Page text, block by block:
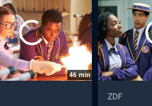
46min
ZDF